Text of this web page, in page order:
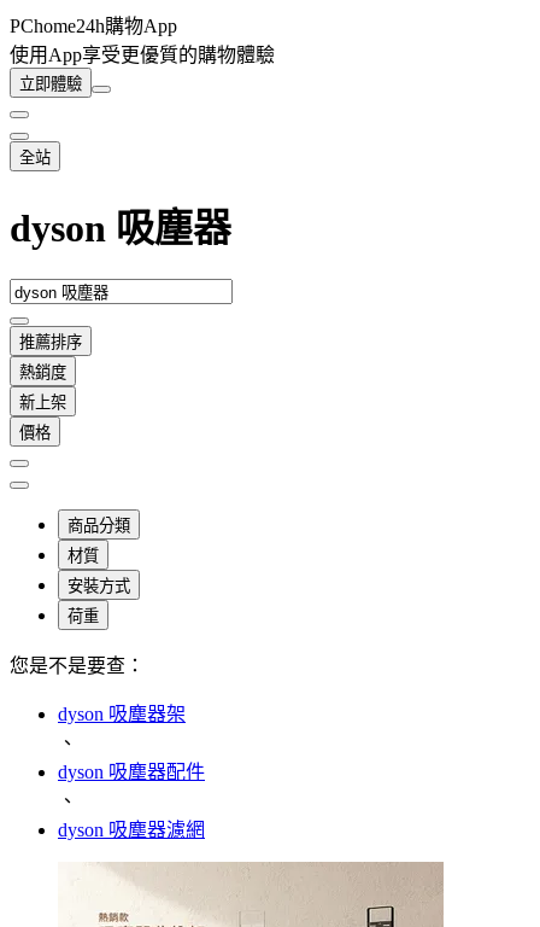
PChome24h購物App
使用App享受更優質的購物體驗
立即體驗
全站
dyson 吸塵器
推薦排序
熱銷度
新上架
價格
商品分類
材質
安裝方式
荷重
您是不是要查：
dyson 吸塵器架
、
dyson 吸塵器配件
、
dyson 吸塵器濾網